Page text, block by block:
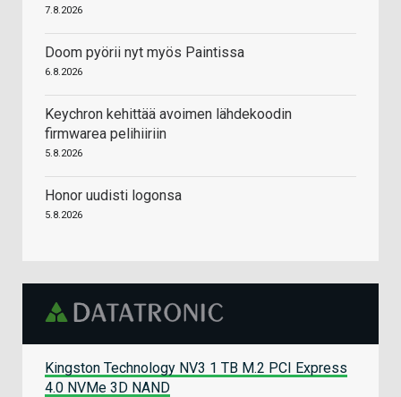
7.8.2026
Doom pyörii nyt myös Paintissa
6.8.2026
Keychron kehittää avoimen lähdekoodin
firmwarea pelihiiriin
5.8.2026
Honor uudisti logonsa
5.8.2026
Kingston Technology NV3 1 TB M.2 PCI Express
4.0 NVMe 3D NAND